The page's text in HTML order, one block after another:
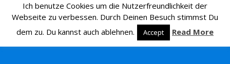
Ich benutze Cookies um die Nutzerfreundlichkeit der
Webseite zu verbessen. Durch Deinen Besuch stimmst Du
dem zu. Du kannst auch ablehnen.
Accept Read More